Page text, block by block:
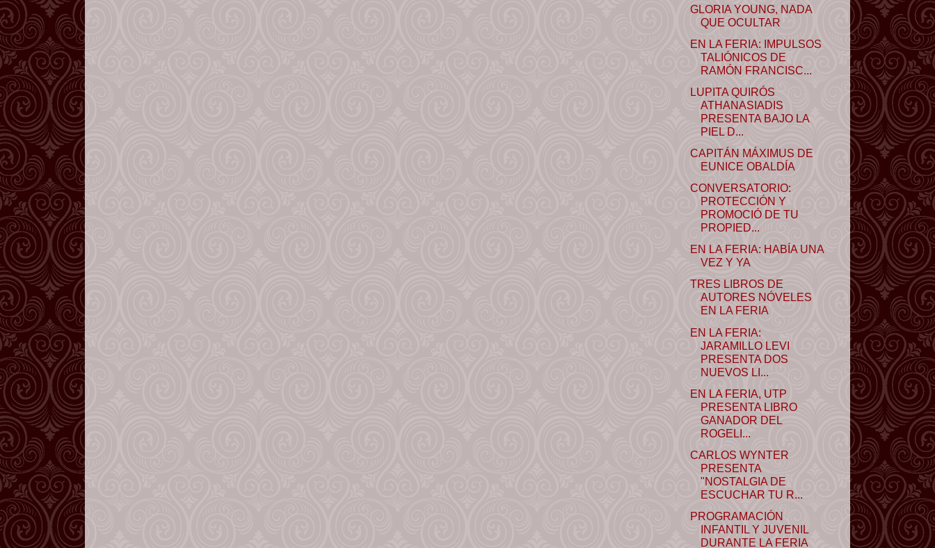
GLORIA YOUNG, NADA
QUE OCULTAR
EN LA FERIA: IMPULSOS
TALIÓNICOS DE
RAMÓN FRANCISC...
LUPITA QUIRÓS
ATHANASIADIS
PRESENTA BAJO LA
PIEL D...
CAPITÁN MÁXIMUS DE
EUNICE OBALDÍA
CONVERSATORIO:
PROTECCIÓN Y
PROMOCIÓ DE TU
PROPIED...
EN LA FERIA: HABÍA UNA
VEZ Y YA
TRES LIBROS DE
AUTORES NÓVELES
EN LA FERIA
EN LA FERIA:
JARAMILLO LEVI
PRESENTA DOS
NUEVOS LI...
EN LA FERIA, UTP
PRESENTA LIBRO
GANADOR DEL
ROGELI...
CARLOS WYNTER
PRESENTA
"NOSTALGIA DE
ESCUCHAR TU R...
PROGRAMACIÓN
INFANTIL Y JUVENIL
DURANTE LA FERIA